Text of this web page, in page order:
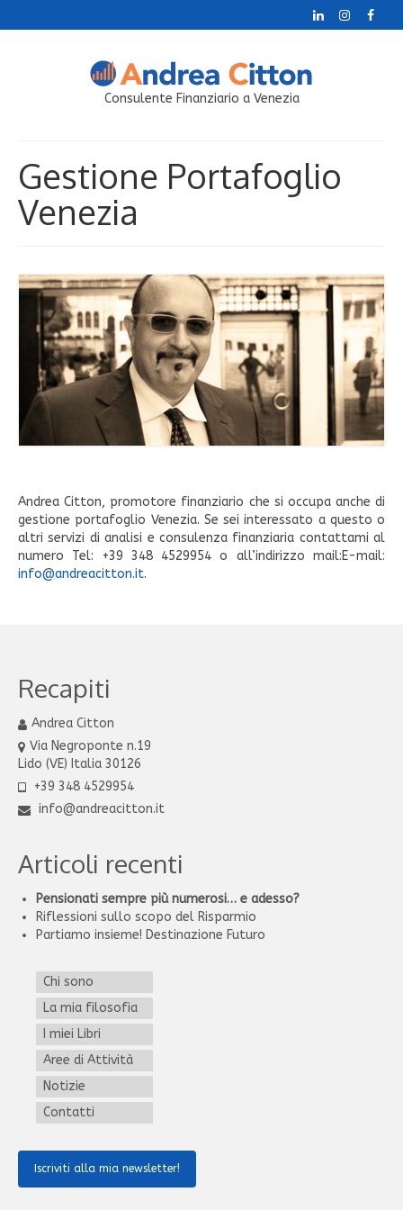
Consulente Finanziario a Venezia
Gestione Portafoglio
Venezia
Andrea Citton, promotore finanziario che si occupa anche di
gestione portafoglio Venezia. Se sei interessato a questo o
altri servizi di analisi e consulenza finanziaria contattami al
numero Tel: +39 348 4529954 o all’indirizzo mail:E-mail:
info@andreacitton.it.
Recapiti
Andrea Citton
Via Negroponte n.19
Lido (VE) Italia 30126
+39 348 4529954
info@andreacitton.it
Articoli recenti
Pensionati sempre più numerosi… e adesso?
Riflessioni sullo scopo del Risparmio
Partiamo insieme! Destinazione Futuro
Chi sono
La mia filosofia
I miei Libri
Aree di Attività
Notizie
Contatti
Iscriviti alla mia newsletter!